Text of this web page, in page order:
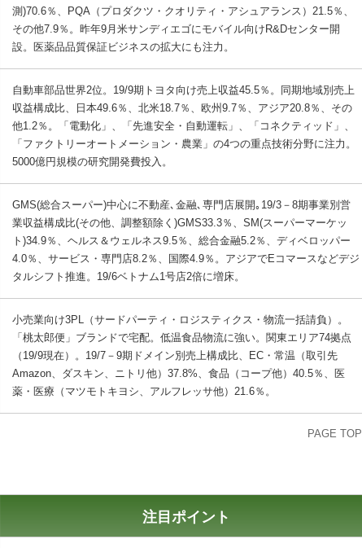
測)70.6％、PQA（プロダクツ・クオリティ・アシュアランス）21.5％、
その他7.9％。昨年9月米サンディエゴにモバイル向けR&Dセンター開
設。医薬品品質保証ビジネスの拡大にも注力。
自動車部品世界2位。19/9期トヨタ向け売上収益45.5％。同期地域別売上
収益構成比、日本49.6％、北米18.7％、欧州9.7％、アジア20.8％、その
他1.2％。「電動化」、「先進安全・自動運転」、「コネクティッド」、
「ファクトリーオートメーション・農業」の4つの重点技術分野に注力。
5000億円規模の研究開発費投入。
GMS(総合スーパー)中心に不動産､金融､専門店展開｡19/3－8期事業別営
業収益構成比(その他、調整額除く)GMS33.3％、SM(スーパーマーケッ
ト)34.9％、ヘルス＆ウェルネス9.5％、総合金融5.2％、ディベロッパー
4.0％、サービス・専門店8.2％、国際4.9％。アジアでEコマースなどデジ
タルシフト推進。19/6ベトナム1号店2倍に増床。
小売業向け3PL（サードパーティ・ロジスティクス・物流一括請負）。
「桃太郎便」ブランドで宅配。低温食品物流に強い。関東エリア74拠点
（19/9現在）。19/7－9期ドメイン別売上構成比、EC・常温（取引先
Amazon、ダスキン、ニトリ他）37.8%、食品（コープ他）40.5％、医
薬・医療（マツモトキヨシ、アルフレッサ他）21.6％。
PAGE TOP
注目ポイント